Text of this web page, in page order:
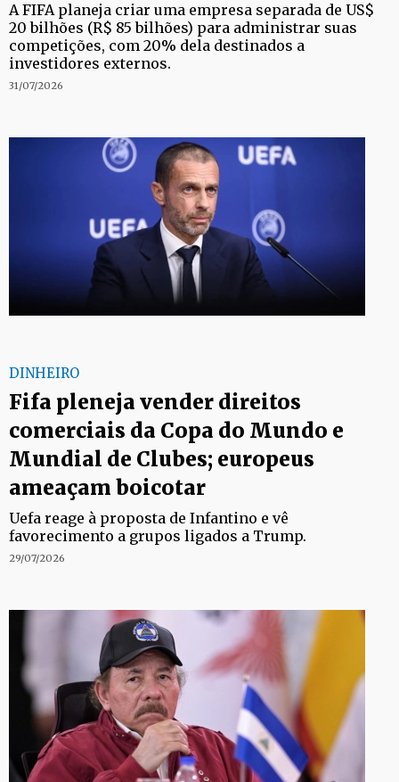
A FIFA planeja criar uma empresa separada de US$
20 bilhões (R$ 85 bilhões) para administrar suas
competições, com 20% dela destinados a
investidores externos.
31/07/2026
DINHEIRO
Fifa pleneja vender direitos
comerciais da Copa do Mundo e
Mundial de Clubes; europeus
ameaçam boicotar
Uefa reage à proposta de Infantino e vê
favorecimento a grupos ligados a Trump.
29/07/2026